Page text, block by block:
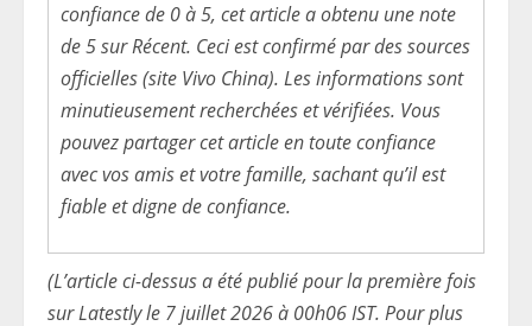
confiance de 0 à 5, cet article a obtenu une note
de 5 sur Récent. Ceci est confirmé par des sources
officielles (site Vivo China). Les informations sont
minutieusement recherchées et vérifiées. Vous
pouvez partager cet article en toute confiance
avec vos amis et votre famille, sachant qu’il est
fiable et digne de confiance.
(L’article ci-dessus a été publié pour la première fois
sur Latestly le 7 juillet 2026 à 00h06 IST. Pour plus